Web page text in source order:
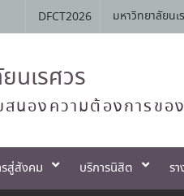
DFCT2026 มหาวิทยาลัยนเ
นเรศวร
นองความต้องการขอ
รสู่สังคม บริการนิสิต ร